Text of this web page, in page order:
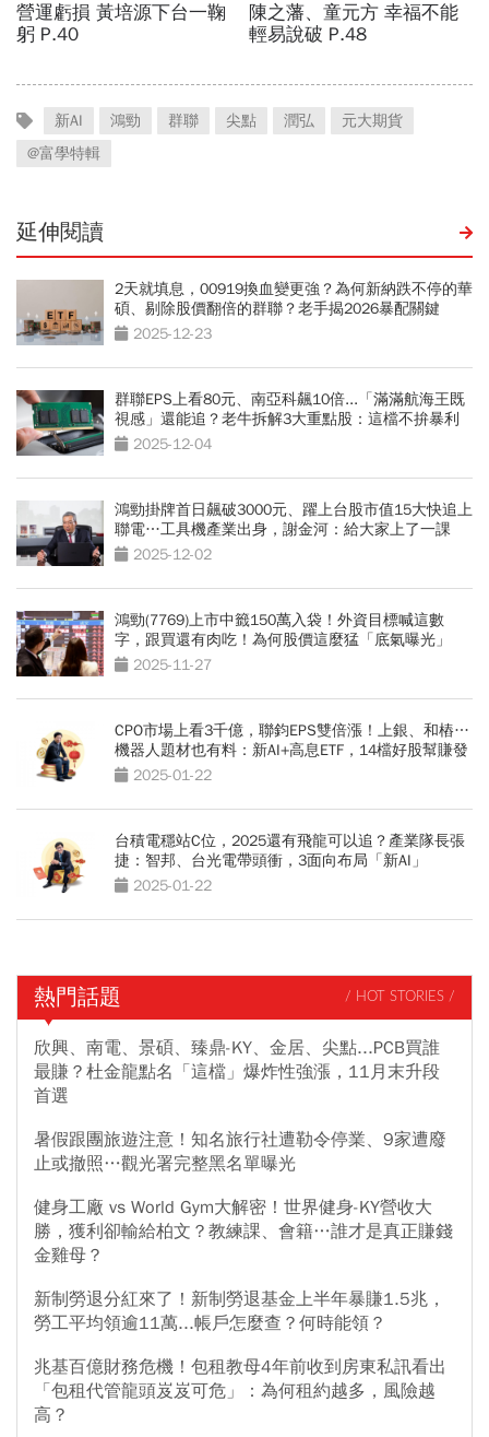
新AI 鴻勁 群聯 尖點 潤弘
元大期貨
@富學特輯
延伸閱讀
2天就填息，00919換血變更強？為何新納跌不停的華
碩、剔除股價翻倍的群聯？老手揭2026暴配關鍵
2025-12-23
群聯EPS上看80元、南亞科飆10倍...「滿滿航海王既
視感」還能追？老牛拆解3大重點股：這檔不拚暴利
穩穩賺
2025-12-04
鴻勁掛牌首日飆破3000元、躍上台股市值15大快追上
聯電…工具機產業出身，謝金河：給大家上了一課
2025-12-02
鴻勁(7769)上市中籤150萬入袋！外資目標喊這數
字，跟買還有肉吃！為何股價這麼猛「底氣曝光」
2025-11-27
CPO市場上看3千億，聯鈞EPS雙倍漲！上銀、和樁…
機器人題材也有料：新AI+高息ETF，14檔好股幫賺發
財金2025-01-22
台積電穩站C位，2025還有飛龍可以追？產業隊長張
捷：智邦、台光電帶頭衝，3面向布局「新AI」
2025-01-22
熱門話題 / HOT STORIES /
欣興、南電、景碩、臻鼎-KY、金居、尖點...PCB買誰
最賺？杜金龍點名「這檔」爆炸性強漲，11月末升段
首選
暑假跟團旅遊注意！知名旅行社遭勒令停業、9家遭廢
止或撤照…觀光署完整黑名單曝光
健身工廠 vs World Gym大解密！世界健身-KY營收大
勝，獲利卻輸給柏文？教練課、會籍…誰才是真正賺錢
金雞母？
新制勞退分紅來了！新制勞退基金上半年暴賺1.5兆，
勞工平均領逾11萬...帳戶怎麼查？何時能領？
兆基百億財務危機！包租教母4年前收到房東私訊看出
「包租代管龍頭岌岌可危」：為何租約越多，風險越
高？